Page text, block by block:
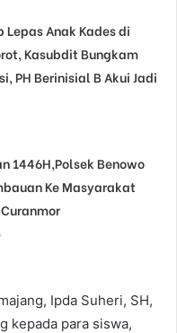
Lepas Anak Kades di
Kasubdit Bungkam
PH Berinisial B Akui Jadi
1446H,Polsek Benowo
Ke Masyarakat
Ipda Suheri, SH,
kepada para siswa,